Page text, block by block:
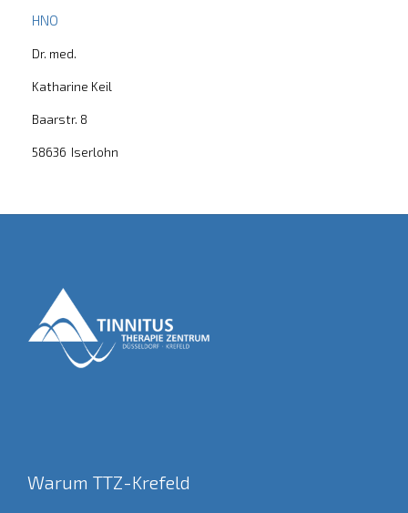
HNO
Dr. med.
Katharine Keil
Baarstr. 8
58636 Iserlohn
Warum TTZ-Krefeld